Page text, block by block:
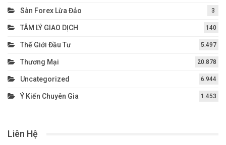
Sàn Forex Lừa Đảo 3
TÂM LÝ GIAO DỊCH 140
Thế Giới Đầu Tư 5.497
Thương Mại 20.878
Uncategorized 6.944
Ý Kiến Chuyên Gia 1.453
Liên Hệ